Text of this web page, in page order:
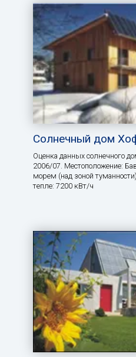
Солнечный дом
Оценка данных солнечного
2006/07. Местоположение:
морем (над зоной
тепле: 7200 кВт/ч